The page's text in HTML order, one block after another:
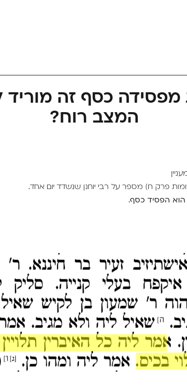
כסף זה מוריד
המצב רוח?
פרק ח) מספר על רבי יוחנן שנשדד יום אחד.
הוא הפסיד כסף.